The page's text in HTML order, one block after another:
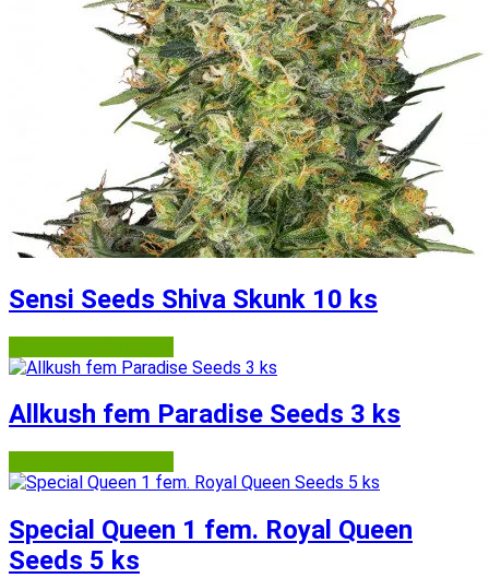
Sensi Seeds Shiva Skunk 10 ks
Allkush fem Paradise Seeds 3 ks
Special Queen 1 fem. Royal Queen
Seeds 5 ks